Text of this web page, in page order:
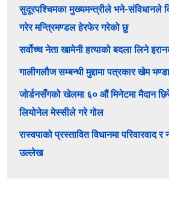
सुदूरपश्चिमका मुख्यमन्त्रीले भने-संविधानले
गरेर मन्त्रिमण्डल हेरफेर गरेको छु
सर्वोच्च नेता खामेनी हत्याको बदला लिने
गालीगलौज सम्बन्धी मुद्दामा पत्रकार खेम
जोर्डनसँगको खेलमा ६० औं मिनेटमा मैदान
लियोनेल मेस्सीले गरे गोल
रास्वपाको प्रस्तावित विधानमा परिवारवाद र
उल्लेख